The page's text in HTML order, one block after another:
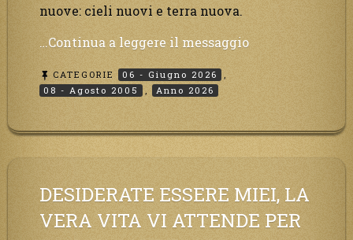
nuove: cieli nuovi e terra nuova.
…Continua a leggere il messaggio“Cieli
Mi
vedrete,
conoscerete,
non
potrete
CATEGORIE 06 - Giugno 2026
,
08 - Agosto 2005
Anno 2026
DESIDERATE ESSERE MIEI, LA
VERA VITA VI ATTENDE PER